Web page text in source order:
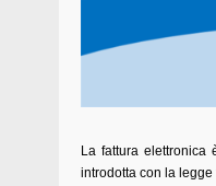
La fattura elettronica
introdotta con la